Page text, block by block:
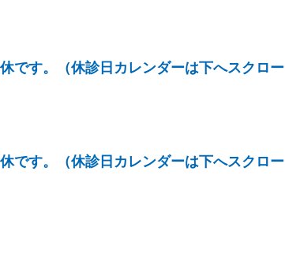
です。（休診日カレンダーは下へスクロー
です。（休診日カレンダーは下へスクロー